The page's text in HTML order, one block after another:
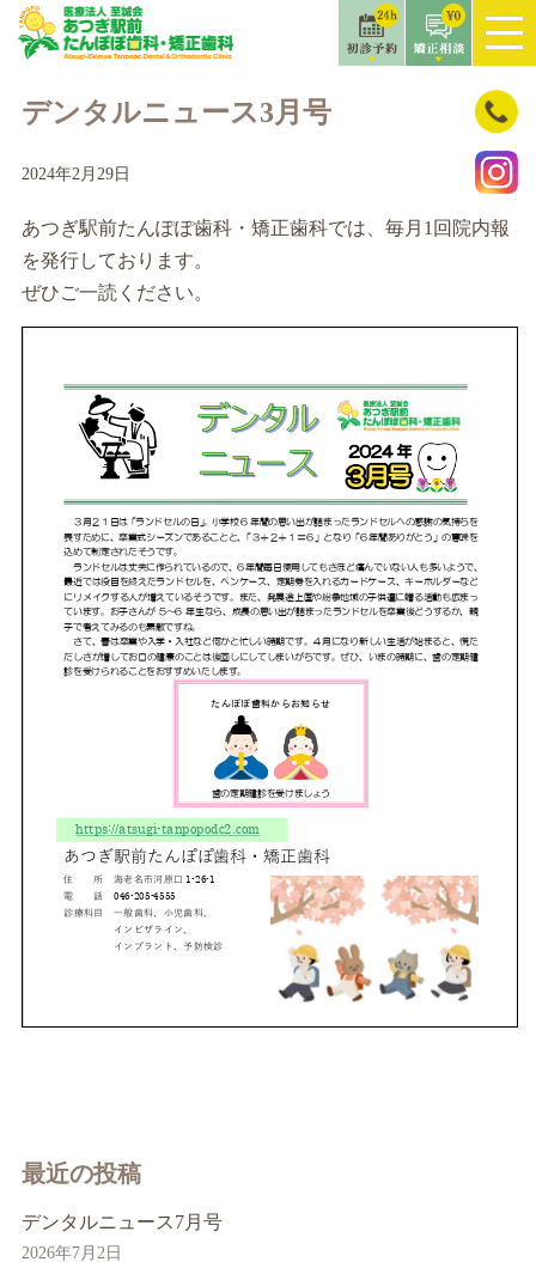
コ
ン
テ
ン
へ
ス
キ
ッ
デンタルニュース3月号
2024年2月29日
あつぎ駅前たんぽぽ歯科・矯正歯科では、毎月1回院内報
を発行しております。
ぜひご一読ください。
最近の投稿
デンタルニュース7月号
2026年7月2日